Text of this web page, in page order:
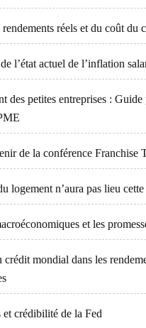
rendements réels et du coût du
l’état actuel de l’inflation
des petites entreprises : Guide
de la conférence Franchise
logement n’aura pas lieu cette
et les
crédit mondial dans les
crédibilité de la Fed